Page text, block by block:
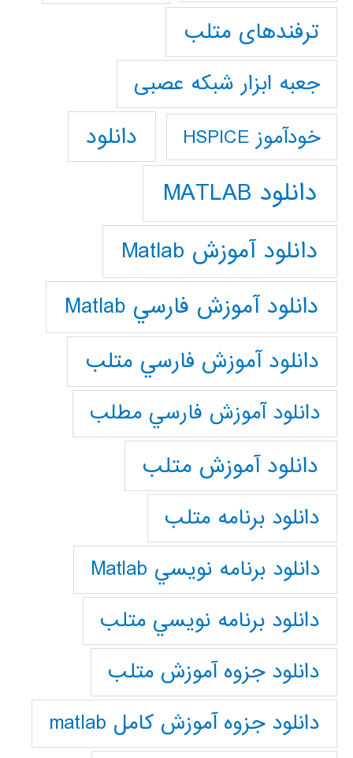
ترفندهای متلب
جعبه ابزار شبکه عصبی
خودآموز HSPICE دانلود
دانلود MATLAB
دانلود آموزش Matlab
دانلود آموزش فارسي Matlab
دانلود آموزش فارسي متلب
دانلود آموزش فارسي مطلب
دانلود آموزش متلب
دانلود برنامه متلب
دانلود برنامه نويسي Matlab
دانلود برنامه نويسي متلب
دانلود جزوه آموزش متلب
دانلود جزوه آموزش کامل matlab